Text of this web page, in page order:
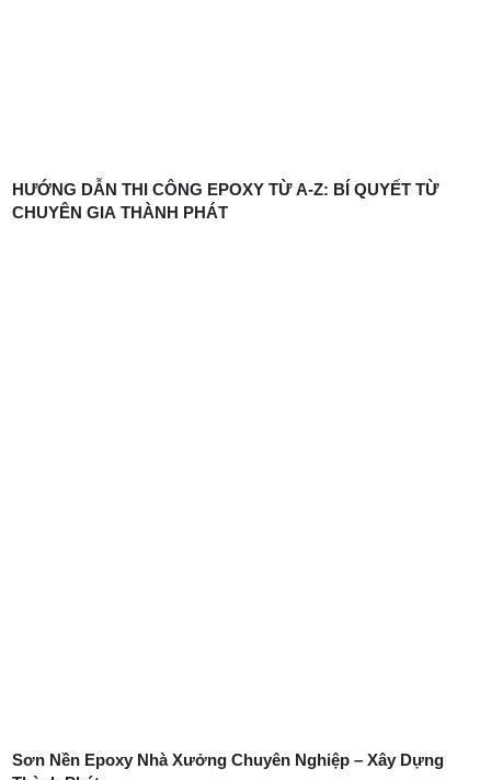
HƯỚNG DẪN THI CÔNG EPOXY TỪ A-Z: BÍ QUYẾT TỪ
CHUYÊN GIA THÀNH PHÁT
Sơn Nền Epoxy Nhà Xưởng Chuyên Nghiệp – Xây Dựng